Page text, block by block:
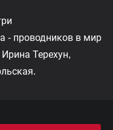
- проводников в мир
Терехун,